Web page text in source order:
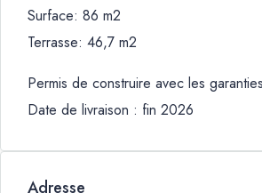
Surface: 86 m2
Terrasse: 46,7 m2
Permis de construire avec les
Date de livraison : fin 2026
Adresse